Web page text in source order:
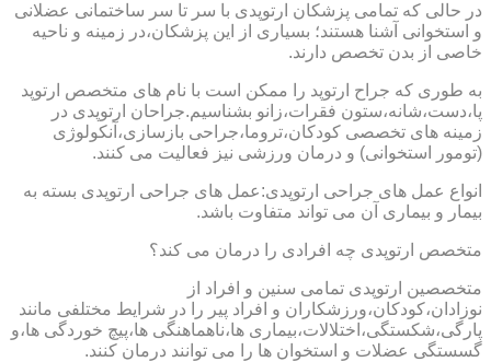
در حالی که تمامی پزشکان ارتوپدی با سر تا سر ساختمانی عضلانی
و استخوانی آشنا هستند؛ بسیاری از این پزشکان،در زمینه و ناحیه
خاصی از بدن تخصص دارند.
به طوری که جراح ارتوپد را ممکن است با نام های متخصص ارتوپد
پا،دست،شانه،ستون فقرات،زانو بشناسیم.جراحان ارتوپدی در
زمینه های تخصصی کودکان،تروما،جراحی بازسازی،آنکولوژی
(تومور استخوانی) و درمان ورزشی نیز فعالیت می کنند.
انواع عمل های جراحی ارتوپدی:عمل های جراحی ارتوپدی بسته به
بیمار و بیماری آن می تواند متفاوت باشد.
متخصص ارتوپدی چه افرادی را درمان می کند؟
متخصصین ارتوپدی تمامی سنین و افراد از
نوزادان،کودکان،ورزشکاران و افراد پیر را در شرایط مختلفی مانند
پارگی،شکستگی،اختلالات،بیماری ها،ناهماهنگی ها،پیچ خوردگی ها،و
گسستگی عضلات و استخوان ها را می توانند درمان کنند.